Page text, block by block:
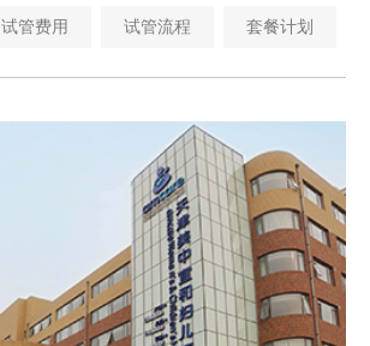
试管费用 试管流程 套餐计划